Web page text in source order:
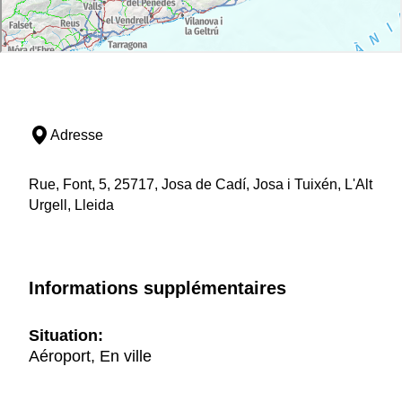
Adresse
Rue, Font, 5, 25717, Josa de Cadí, Josa i Tuixén, L'Alt
Urgell, Lleida
Informations supplémentaires
Situation:
Aéroport, En ville